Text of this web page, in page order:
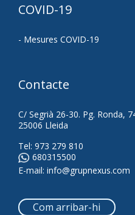
COVID-19
- Mesures COVID-19
Contacte
C/ Segrià 26-30. Pg. Ronda,
25006 Lleida
Tel: 973 279 810
680315500
E-mail: info@grupnexus.com
Com arribar-hi